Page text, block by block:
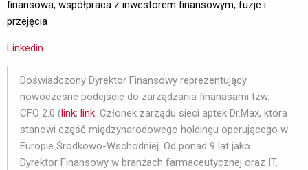
finansowa, współpraca z inwestorem finansowym, fuzje i
przejęcia
Linkedin
Doświadczony Dyrektor Finansowy reprezentujący
nowoczesne podejście do zarządzania finanasami tzw.
CFO 2.0 (link; link. Członek zarządu sieci aptek Dr.Max, która
stanowi część międzynarodowego holdingu operującego w
Europie Środkowo-Wschodniej. Od ponad 9 lat jako
Dyrektor Finansowy w branżach farmaceutycznej oraz IT.